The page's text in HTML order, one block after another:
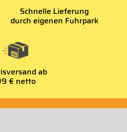
Schnelle Lieferung
durch eigenen Fuhrpark
ab
€ netto